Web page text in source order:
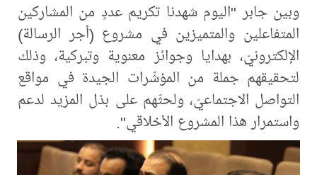
وبين جابر "اليوم شهدنا تكريم عددٍ من المشاركين
المتفاعلين والمتميزين في مشروع (أجر الرسالة)
الإلكترونيّ، بهدايا وجوائز معنوية وتبركية، وذلك
لتحقيقهم جملة من المؤشّرات الجيدة في مواقع
التواصل الاجتماعيّ، ولحثّهم على بذل المزيد لدعم
واستمرار هذا المشروع الأخلاقي".